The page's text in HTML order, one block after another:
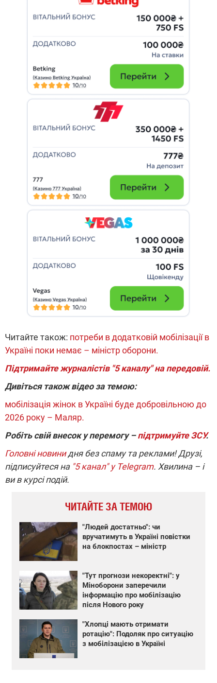
Читайте також: потреби в додатковій мобілізації в
Україні поки немає – міністр оборони.
Підтримайте журналістів "5 каналу" на передовій.
Дивіться також відео за темою:
мобілізація жінок в Україні буде добровільною до
2026 року – Маляр.
Робіть свій внесок у перемогу –підтримуйте ЗСУ.
Головні новинидня без спаму та реклами! Друзі,
підписуйтеся на "5 канал" у Telegram. Хвилина – і
ви в курсі подій.
ЧИТАЙТЕ ЗА ТЕМОЮ
"Людей достатньо": чи
вручатимуть в Україні повістки
на блокпостах – міністр
"Тут прогнози некоректні": у
Міноборони заперечили
інформацію про мобілізацію
після Нового року
"Хлопці мають отримати
ротацію": Подоляк про ситуацію
з мобілізацією в Україні